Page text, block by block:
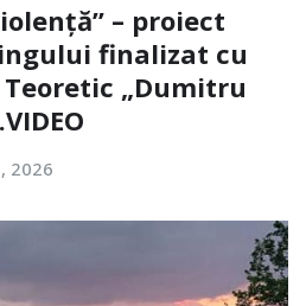
– proiect
finalizat cu
„Dumitru
2026